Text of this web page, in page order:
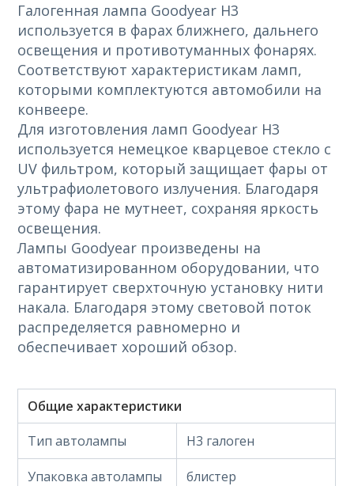
Галогенная лампа Goodyear H3
используется в фарах ближнего, дальнего
освещения и противотуманных фонарях.
Соответствуют характеристикам ламп,
которыми комплектуются автомобили на
конвеере.
Для изготовления ламп Goodyear H3
используется немецкое кварцевое стекло с
UV фильтром, который защищает фары от
ультрафиолетового излучения. Благодаря
этому фара не мутнеет, сохраняя яркость
освещения.
Лампы Goodyear произведены на
автоматизированном оборудовании, что
гарантирует сверхточную установку нити
накала. Благодаря этому световой поток
распределяется равномерно и
обеспечивает хороший обзор.
Общие характеристики
Тип автолампы
H3 галоген
Упаковка автолампы блистер